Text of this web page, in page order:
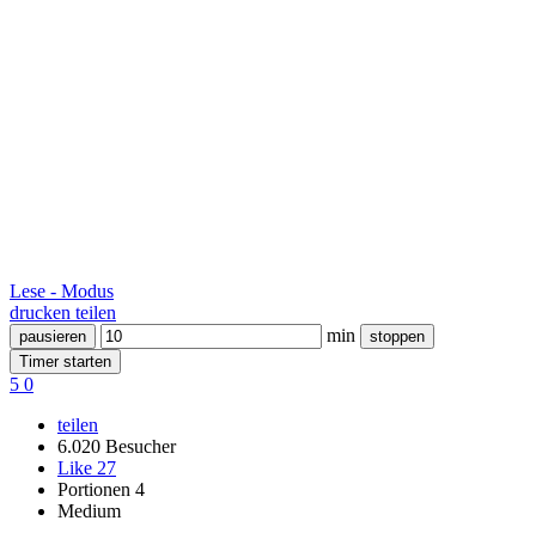
Lese - Modus
drucken teilen
pausieren min
stoppen
Timer starten
5 0
teilen
6.020 Besucher
Like 27
Portionen 4
Medium